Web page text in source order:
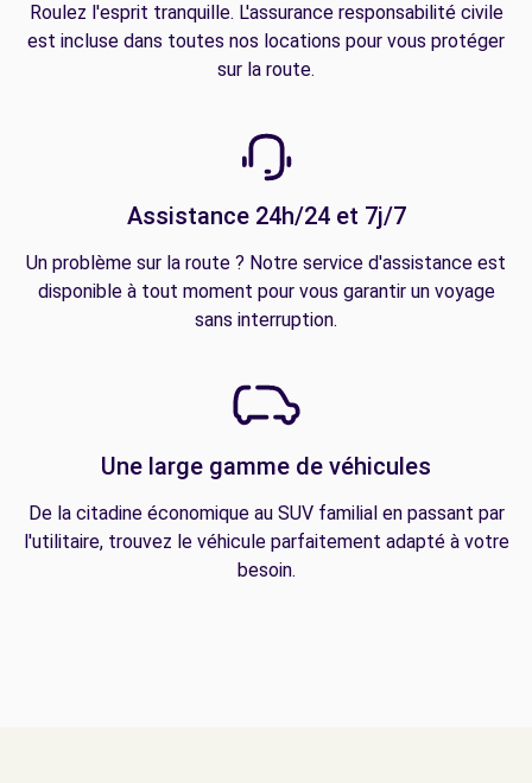
Roulez l'esprit tranquille. L'assurance responsabilité civile
est incluse dans toutes nos locations pour vous protéger
sur la route.
Assistance 24h/24 et 7j/7
Un problème sur la route ? Notre service d'assistance est
disponible à tout moment pour vous garantir un voyage
sans interruption.
Une large gamme de véhicules
De la citadine économique au SUV familial en passant par
l'utilitaire, trouvez le véhicule parfaitement adapté à votre
besoin.